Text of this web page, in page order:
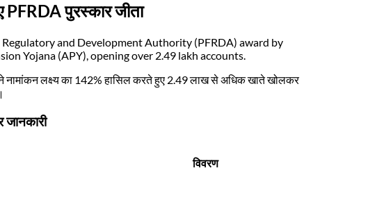
पुरस्कार जीता
and Development Authority (PFRDA) award by
Yojana (APY), opening over 2.49 lakh accounts.
लक्ष्य का 142% हासिल करते हुए 2.49 लाख से अधिक खाते खोलकर
विवरण